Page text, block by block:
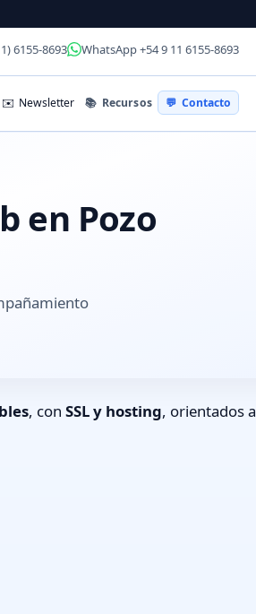
6155-8693 WhatsApp +54 9 11 6155-8693
✉️ Newsletter 📚 Recursos 💬 Contacto
en Pozo
, con SSL y hosting, orientados a